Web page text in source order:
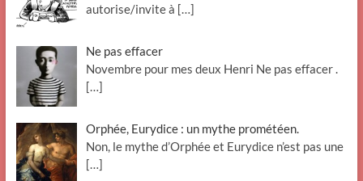
autorise/invite à […]
Ne pas effacer
Novembre pour mes deux Henri Ne pas effacer .
[…]
Orphée, Eurydice : un mythe prométéen.
Non, le mythe d’Orphée et Eurydice n’est pas une
[…]